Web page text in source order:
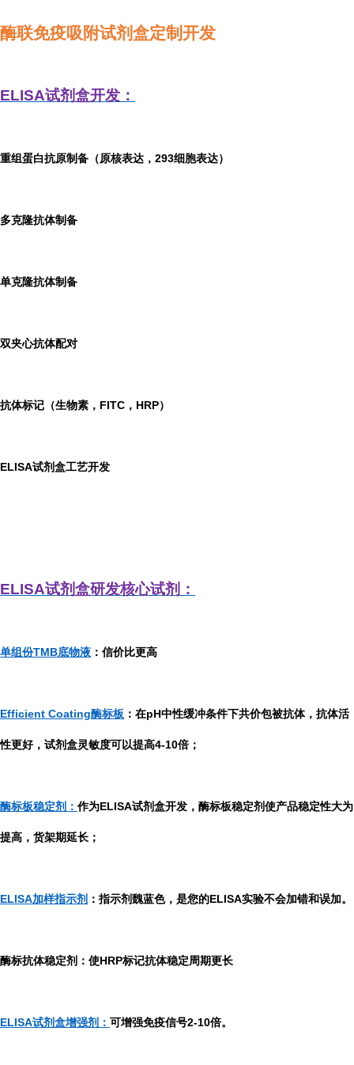
酶联免疫吸附试剂盒定制开发
ELISA试剂盒开发：
重组蛋白抗原制备（原核表达，293细胞表达）
多克隆抗体制备
单克隆抗体制备
双夹心抗体配对
抗体标记（生物素，FITC，HRP）
ELISA试剂盒工艺开发
ELISA试剂盒研发核心试剂：
单组份TMB底物液 ：信价比更高
Efficient Coating酶标板 ：在pH中性缓冲条件下共价包被抗体，抗体活
性更好，试剂盒灵敏度可以提高4-10倍；
酶标板稳定剂： 作为ELISA试剂盒开发，酶标板稳定剂使产品稳定性大为
提高，货架期延长；
ELISA加样指示剂 ：指示剂魏蓝色，是您的ELISA实验不会加错和误加。
酶标抗体稳定剂：使HRP标记抗体稳定周期更长
ELISA试剂盒增强剂： 可增强免疫信号2-10倍。